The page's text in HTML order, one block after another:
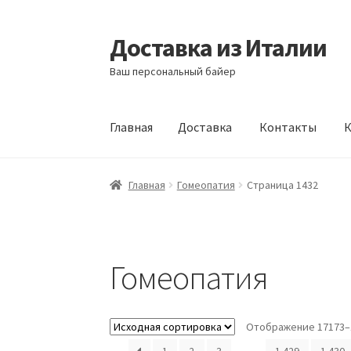
Перейти
к
навигации
Перейти
к
содержимому
Доставка из Италии
Ваш персональный байер
Главная Доставка Контакты
Главная Доставка Контакты Корзина
Главная Гомеопатия Страница 1432
Гомеопатия
Отображение